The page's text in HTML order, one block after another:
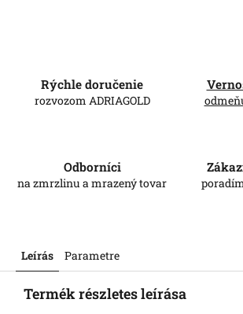
Rýchle doručenie
rozvozom ADRIAGOLD
Odborníci
na zmrzlinu a mrazený tovar
Leírás Parametre
Termék részletes leírása